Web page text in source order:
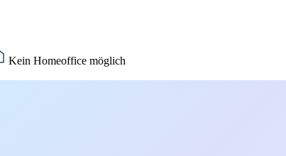
Kein Homeoffice möglich